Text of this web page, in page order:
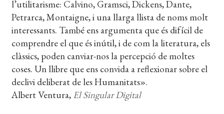
l’utilitarisme: Calvino, Gramsci, Dickens, Dante,
Petrarca, Montaigne, i una llarga llista de noms molt
interessants. També ens argumenta que és difícil de
comprendre el que és inútil, i de com la literatura, els
clàssics, poden canviar-nos la percepció de moltes
coses. Un llibre que ens convida a reflexionar sobre el
declivi deliberat de les Humanitats».
Albert Ventura, El Singular Digital